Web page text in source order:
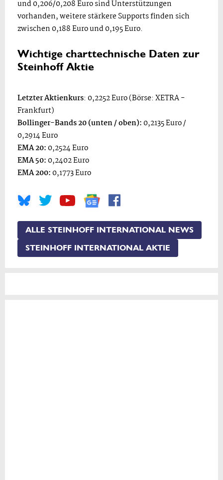
und 0,206/0,208 Euro sind Unterstützungen
vorhanden, weitere stärkere Supports finden sich
zwischen 0,188 Euro und 0,195 Euro.
Wichtige charttechnische Daten zur
Steinhoff Aktie
Letzter Aktienkurs: 0,2252 Euro (Börse: XETRA -
Frankfurt)
Bollinger-Bands 20 (unten / oben): 0,2135 Euro /
0,2914 Euro
EMA 20: 0,2524 Euro
EMA 50: 0,2402 Euro
EMA 200: 0,1773 Euro
ALLE STEINHOFF INTERNATIONAL NEWS
STEINHOFF INTERNATIONAL AKTIE